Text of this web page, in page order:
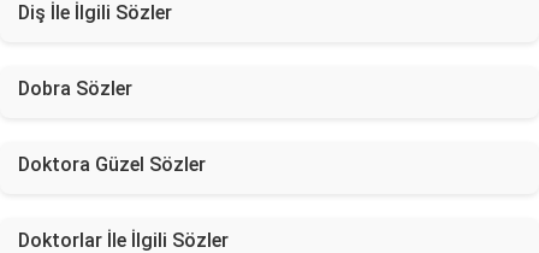
Diş İle İlgili Sözler
Dobra Sözler
Doktora Güzel Sözler
Doktorlar İle İlgili Sözler